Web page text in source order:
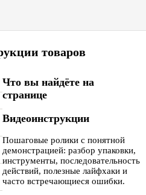
товаров
Что вы найдёте на
странице
Видеоинструкции
Пошаговые ролики с понятной
демонстрацией: разбор упаковки,
инструменты, последовательность
действий, полезные лайфхаки и
часто встречающиеся ошибки.